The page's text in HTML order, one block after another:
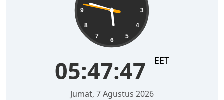
3
4
5
6
7
8
9
05:47:48 EET
Jumat, 7 Agustus 2026